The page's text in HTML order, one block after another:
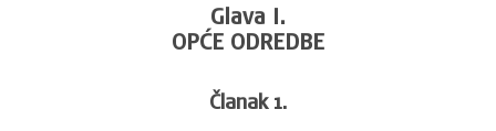
Glava I.
OPĆE ODREDBE
Članak 1.